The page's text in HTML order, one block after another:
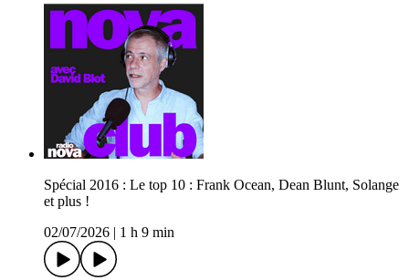
Spécial 2016 : Le top 10 : Frank Ocean, Dean Blunt, Solange
et plus !
02/07/2026
1 h 9 min